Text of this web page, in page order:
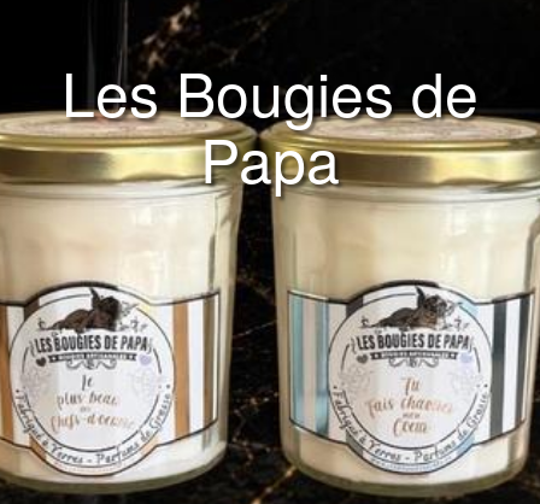
Les Bougies de
Papa